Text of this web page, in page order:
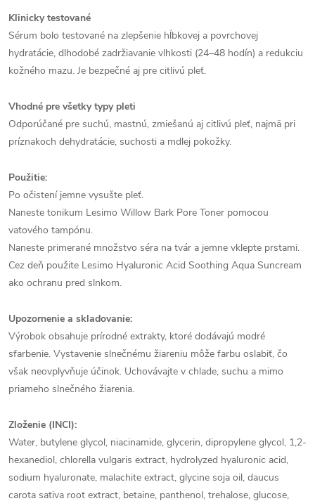
Klinicky testované
Sérum bolo testované na zlepšenie hĺbkovej a povrchovej
hydratácie, dlhodobé zadržiavanie vlhkosti (24–48 hodín) a redukciu
kožného mazu. Je bezpečné aj pre citlivú pleť.
Vhodné pre všetky typy pleti
Odporúčané pre suchú, mastnú, zmiešanú aj citlivú pleť, najmä pri
príznakoch dehydratácie, suchosti a mdlej pokožky.
Použitie:
Po očistení jemne vysušte pleť.
Naneste tonikum Lesimo Willow Bark Pore Toner pomocou
vatového tampónu.
Naneste primerané množstvo séra na tvár a jemne vklepte prstami.
Cez deň použite Lesimo Hyaluronic Acid Soothing Aqua Suncream
ako ochranu pred slnkom.
Upozornenie a skladovanie:
Výrobok obsahuje prírodné extrakty, ktoré dodávajú modré
sfarbenie. Vystavenie slnečnému žiareniu môže farbu oslabiť, čo
však neovplyvňuje účinok. Uchovávajte v chlade, suchu a mimo
priameho slnečného žiarenia.
Zloženie (INCI):
Water, butylene glycol, niacinamide, glycerin, dipropylene glycol, 1,2-
hexanediol, chlorella vulgaris extract, hydrolyzed hyaluronic acid,
sodium hyaluronate, malachite extract, glycine soja oil, daucus
carota sativa root extract, betaine, panthenol, trehalose, glucose,